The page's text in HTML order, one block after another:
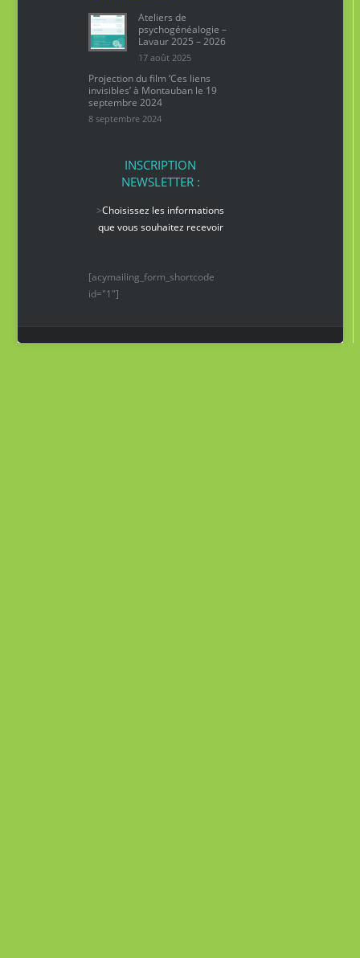
Ateliers de
psychogénéalogie –
Lavaur 2025 – 2026
17 août 2025
Projection du film ‘Ces liens
invisibles’ à Montauban le 19
septembre 2024
8 septembre 2024
INSCRIPTION
NEWSLETTER :
>Choisissez les informations
que vous souhaitez recevoir
[acymailing_form_shortcode
id="1"]